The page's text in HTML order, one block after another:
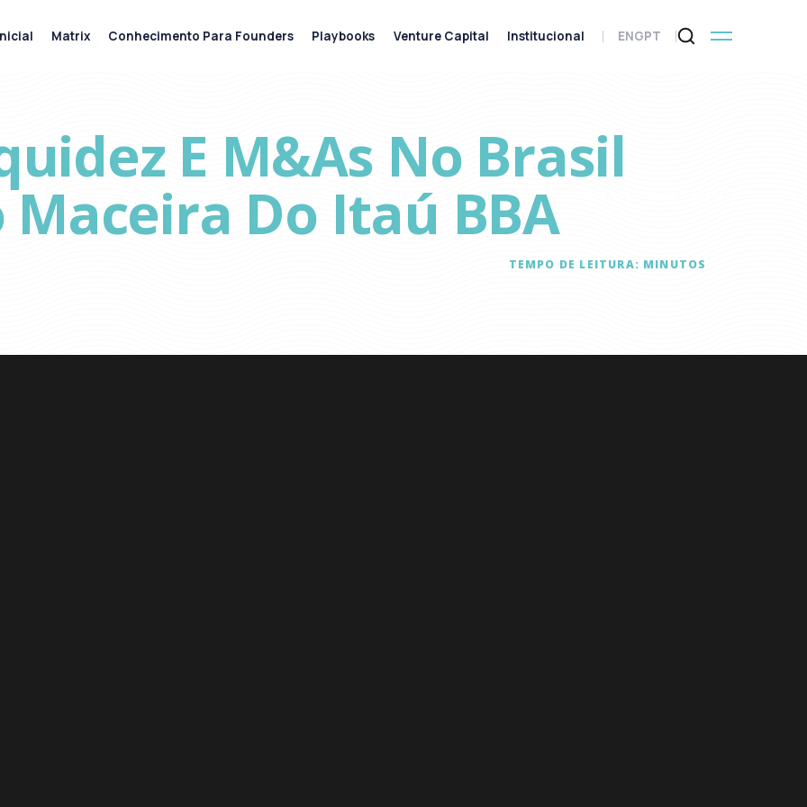
E M&As No Brasil
Maceira Do Itaú BBA
TEMPO DE LEITURA: MINUTOS
Matrix Conhecimento Para Founders Playbooks Venture Capital Institucional ENGPT